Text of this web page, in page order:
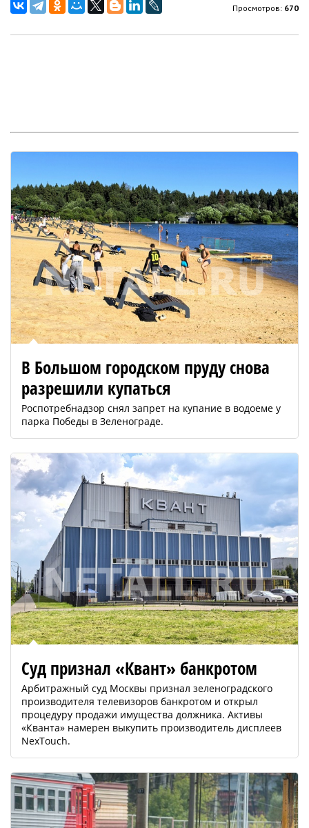
Просмотров: 670
В Большом городском пруду снова
разрешили купаться
Роспотребнадзор снял запрет на купание в водоеме у
парка Победы в Зеленограде.
Суд признал «Квант» банкротом
Арбитражный суд Москвы признал зеленоградского
производителя телевизоров банкротом и открыл
процедуру продажи имущества должника. Активы
«Кванта» намерен выкупить производитель дисплеев
NexTouch.